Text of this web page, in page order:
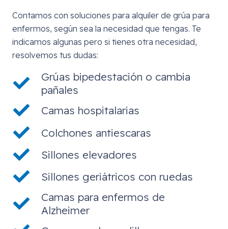
Contamos con soluciones para alquiler de grúa para
enfermos, según sea la necesidad que tengas. Te
indicamos algunas pero si tienes otra necesidad,
resolvemos tus dudas:
Grúas bipedestación o cambia
pañales
Camas hospitalarias
Colchones antiescaras
Sillones elevadores
Sillones geriátricos con ruedas
Camas para enfermos de
Alzheimer